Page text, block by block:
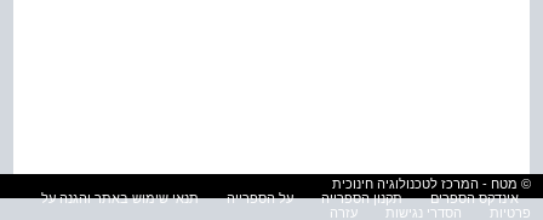
© מטח - המרכז לטכנולוגיה חינוכית
אינדקס הספרים
תקנון הספרייה על הספרייה
תנאי שימוש באתר והגנה על
פרטיות
הסדרי נגישות עזרה